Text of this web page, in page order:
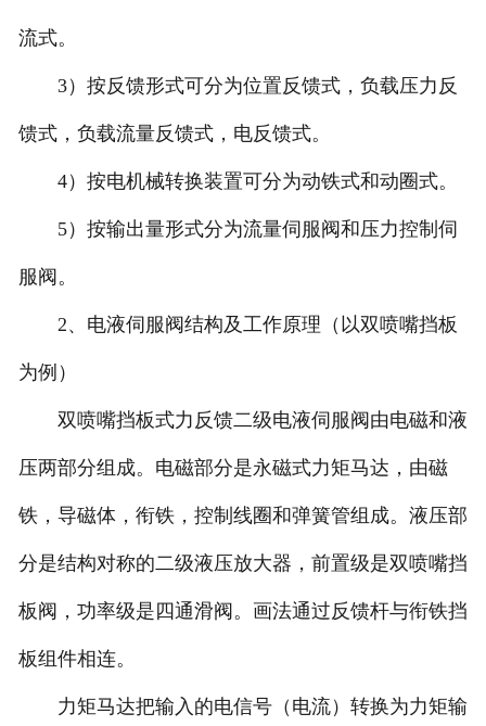
北京穆格伺服维修
北京柱塞泵维修
北京国产品牌伺服阀维修
流式。
3）按反馈形式可分为位置反馈式，负载压力反
馈式，负载流量反馈式，电反馈式。
4）按电机械转换装置可分为动铁式和动圈式。
5）按输出量形式分为流量伺服阀和压力控制伺
服阀。
2、电液伺服阀结构及工作原理（以双喷嘴挡板
为例）
双喷嘴挡板式力反馈二级电液伺服阀由电磁和液
压两部分组成。电磁部分是永磁式力矩马达，由磁
铁，导磁体，衔铁，控制线圈和弹簧管组成。液压部
分是结构对称的二级液压放大器，前置级是双喷嘴挡
板阀，功率级是四通滑阀。画法通过反馈杆与衔铁挡
板组件相连。
力矩马达把输入的电信号（电流）转换为力矩输